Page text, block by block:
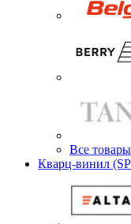
Все
Кварц-винил